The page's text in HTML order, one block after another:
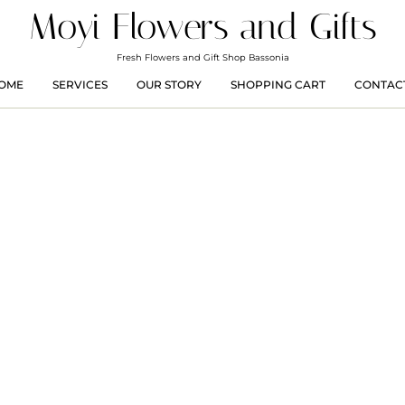
Moyi Flowers and Gifts
Fresh Flowers and Gift Shop Bassonia
SERVICES OUR STORY SHOPPING CART